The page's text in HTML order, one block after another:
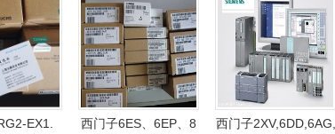
EX1.
西门子6ES、6EP、8
西门子2XV,6DD,6AG,